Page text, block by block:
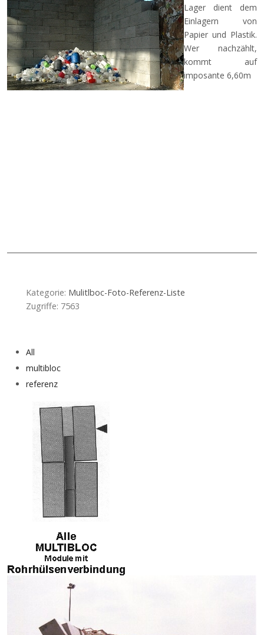
Lager dient dem
Einlagern von
Papier und Plastik.
Wer nachzählt,
kommt auf
imposante 6,60m
Kategorie: Mulitlboc-Foto-Referenz-Liste
Zugriffe: 7563
All
multibloc
referenz